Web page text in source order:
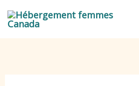
Skip
to